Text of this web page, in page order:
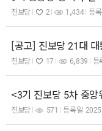
진보당 2 1,434 등
[공고] 진보당 21대
진보당 17 6,839 등
<3기 진보당 5차 중
진보당 571 등록일